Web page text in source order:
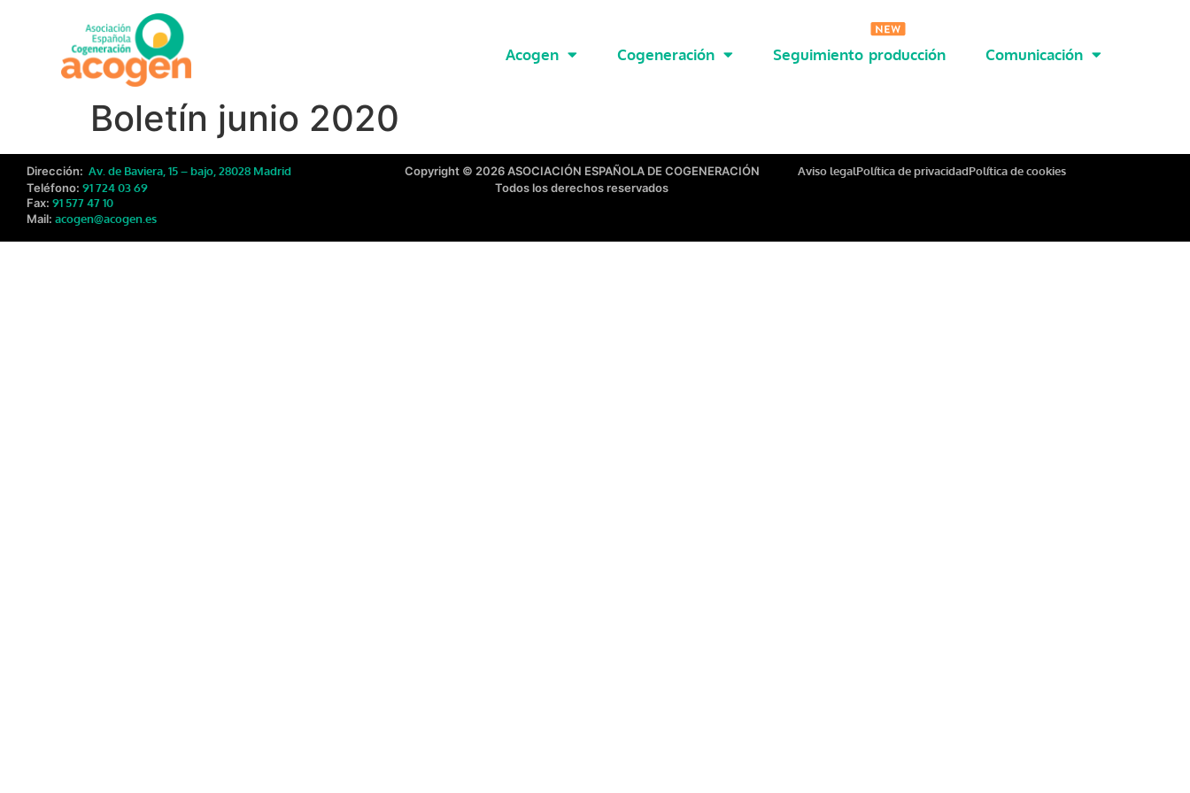
Acogen Cogeneración Seguimiento producción Comunicación
Boletín junio 2020
Dirección: Av. de Baviera, 15 – bajo, 28028 Madrid
Teléfono: 91 724 03 69
Fax: 91 577 47 10
Mail: acogen@acogen.es
Copyright © 2026 ASOCIACIÓN ESPAÑOLA DE COGENERACIÓN
Todos los derechos reservados
Aviso legalPolítica de privacidadPolítica de cookies